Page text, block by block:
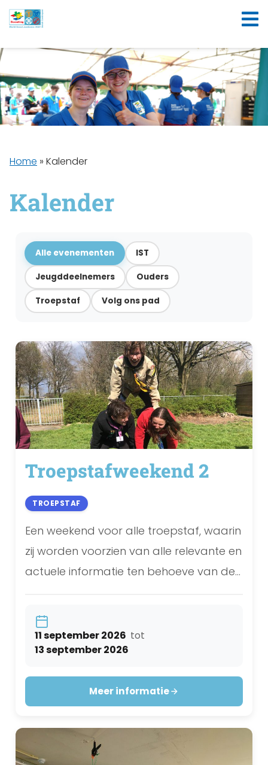
Home » Kalender
Kalender
Alle evenementen IST
Jeugddeelnemers Ouders
Troepstaf Volg ons pad
Troepstafweekend 2
TROEPSTAF
Een weekend voor alle troepstaf, waarin
zij worden voorzien van alle relevante en
actuele informatie ten behoeve van de
troep.
11 september 2026 tot
13 september 2026
Meer informatie